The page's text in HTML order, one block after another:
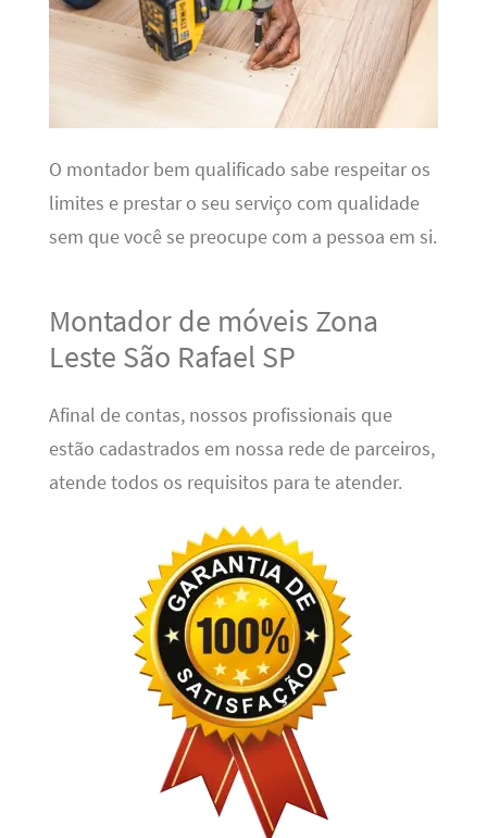
O montador bem qualificado sabe respeitar os
limites e prestar o seu serviço com qualidade
sem que você se preocupe com a pessoa em si.
Montador de móveis Zona
Leste São Rafael SP
Afinal de contas, nossos profissionais que
estão cadastrados em nossa rede de parceiros,
atende todos os requisitos para te atender.